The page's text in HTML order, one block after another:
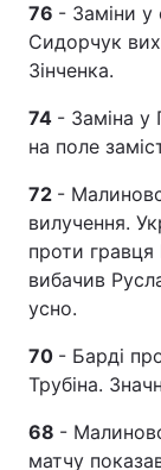
76 - Заміни у
Сидорчук
Зінченка.
74 - Заміна у
на поле
72 -
вилучення.
проти гравця
вибачив
усно.
70 - Барді
Трубіна.
68 -
матчу